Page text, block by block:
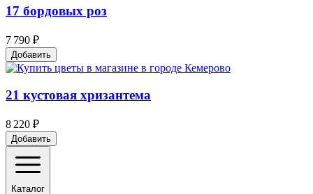
17 бордовых роз
7 790 ₽
Добавить
21 кустовая хризантема
8 220 ₽
Добавить
Каталог